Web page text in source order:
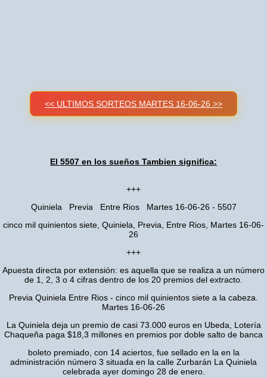
<< ULTIMOS SORTEOS MARTES 16-06-26 >>
El 5507 en los sueños Tambien significa:
+++
Quiniela Previa Entre Rios Martes 16-06-26 - 5507
cinco mil quinientos siete, Quiniela, Previa, Entre Rios, Martes 16-06-
26
+++
Apuesta directa por extensión: es aquella que se realiza a un número
de 1, 2, 3 o 4 cifras dentro de los 20 premios del extracto.
Previa Quiniela Entre Rios - cinco mil quinientos siete a la cabeza.
Martes 16-06-26
La Quiniela deja un premio de casi 73.000 euros en Ubeda, Lotería
Chaqueña paga $18,3 millones en premios por doble salto de banca
boleto premiado, con 14 aciertos, fue sellado en la en la
administración número 3 situada en la calle Zurbarán La Quiniela
celebrada ayer domingo 28 de enero.